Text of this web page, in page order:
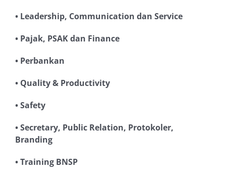
• Leadership, Communication dan Service
• Pajak, PSAK dan Finance
• Perbankan
• Quality & Productivity
• Safety
• Secretary, Public Relation, Protokoler,
Branding
• Training BNSP